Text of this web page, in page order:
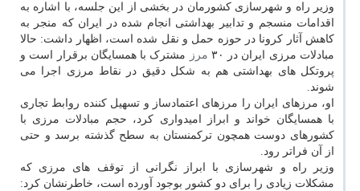
وزیر راه و شهرسازی کشورمان در بخشی از این جلسه، با اشاره به
اقدامات منسجم و تدابیر بهداشتی انجام شده در ایران که منجر به
کاهش آثار کرونا در حوزه حمل و نقل شده است، اظهار داشت: حالا
مبادلات مرزی ایران در ۳۰
مرز
مشترک با همسایگان برقرار است و
پروتکل های بهداشتی هم به شکل دقیق در نقاط مرزی اجرا می
شوند.
او، مرزهای ایران را مرزهای اعتمادساز و تسهیل کننده روابط تجاری
با همسایگان خواند و ابراز امیدواری کرد، حجم مبادلات مرزی با
کشورهای دوست همچون ترکمنستان به سطح گذشته برسد و حتی
از آن فراتر رود.
وزیر راه و شهرسازی با ابراز نگرانی از توقف های مرزی که
مشکلات زیادی را برای دو کشور بوجود آورده است، خاطرنشان کرد: